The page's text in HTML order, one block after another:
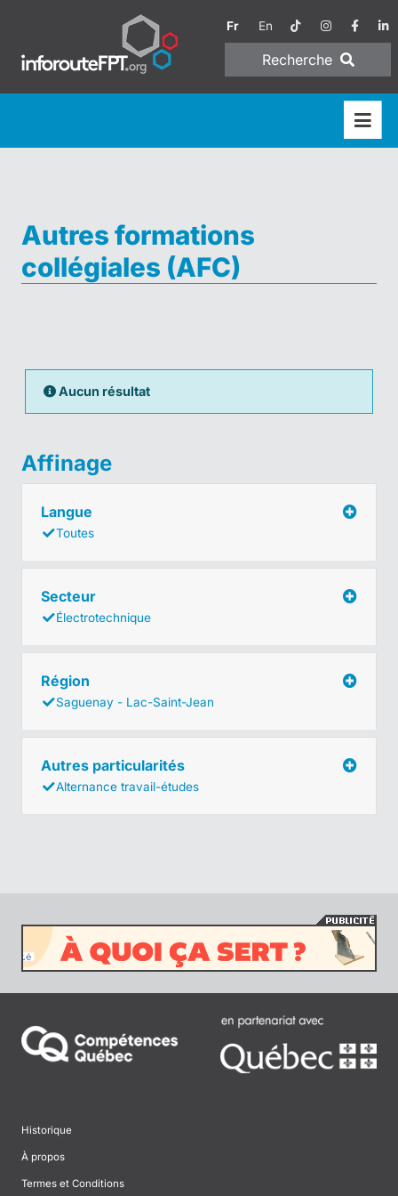
Fr En
Recherche
Autres formations
collégiales (AFC)
Aucun résultat
Affinage
Langue
Toutes
Secteur
Électrotechnique
Région
Saguenay - Lac-Saint-Jean
Autres particularités
Alternance travail-études
Historique
À propos
Termes et Conditions